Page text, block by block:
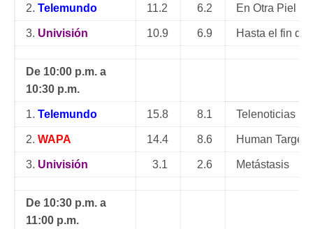
2. Telemundo 11.2 6.2 En Otra Piel
3. Univisión 10.9 6.9 Hasta el fin
De 10:00 p.m. a
10:30 p.m.
1. Telemundo 15.8 8.1 Telenoticias
2. WAPA 14.4 8.6 Human Target
3. Univisión 3.1 2.6 Metástasis
De 10:30 p.m. a
11:00 p.m.